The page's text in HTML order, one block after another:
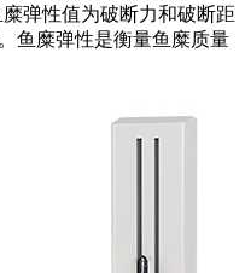
弹性值为破断力和破断距
鱼糜弹性是衡量鱼糜质量